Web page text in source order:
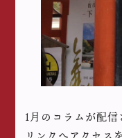
1月のコラムが配信